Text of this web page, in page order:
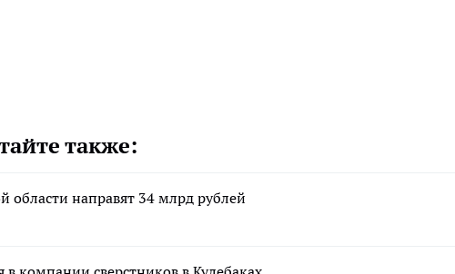
также:
области направят 34 млрд рублей